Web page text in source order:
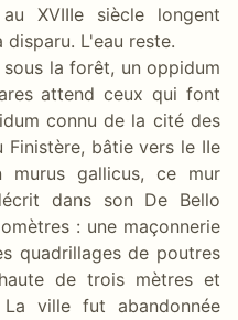
XVIIIe siècle longent
L'eau reste.
la forêt, un oppidum
attend ceux qui font
connu de la cité des
Finistère, bâtie vers le IIe
murus gallicus, ce mur
dans son De Bello
: une maçonnerie
quadrillages de poutres
de trois mètres et
ville fut abandonnée